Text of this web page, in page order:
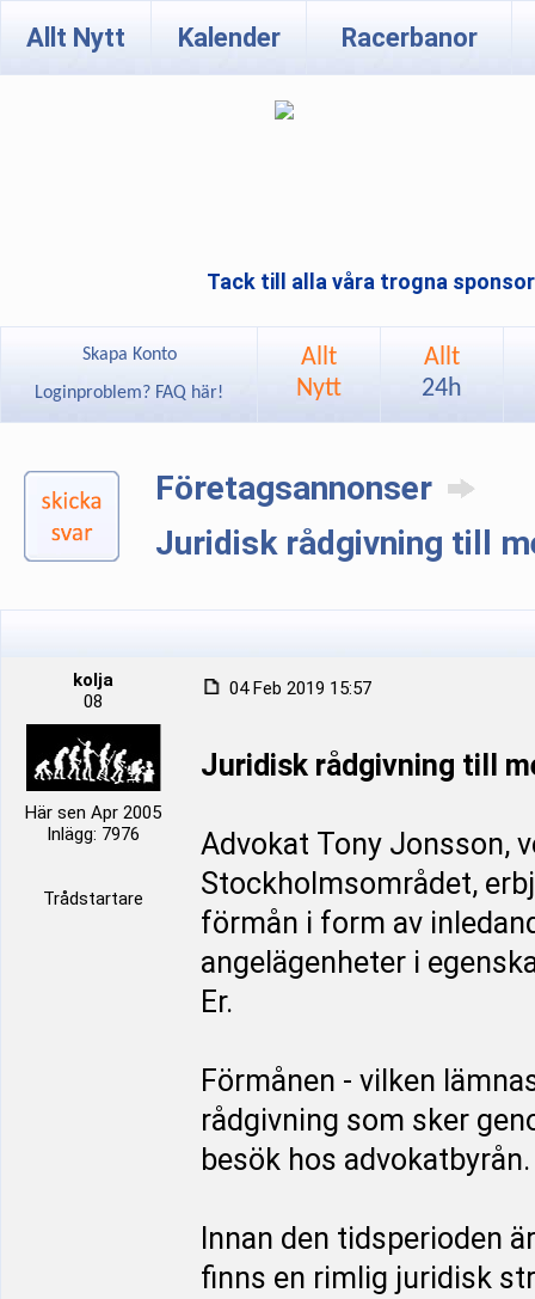
Allt Nytt Kalender Racerbanor
Tack till alla våra trogna
Skapa Konto
Loginproblem? FAQ här!
Allt
Nytt
Allt
24h
Företagsannonser
Juridisk rådgivning till
kolja
08
Här sen Apr 2005
Inlägg: 7976
Trådstartare
04 Feb 2019 15:57
Juridisk rådgivning till
Advokat Tony Jonsson,
Stockholmsområdet,
förmån i form av
angelägenheter i
Er.
Förmånen - vilken
rådgivning som sker
besök hos advokatbyrån.
Innan den tidsperioden
finns en rimlig juridisk